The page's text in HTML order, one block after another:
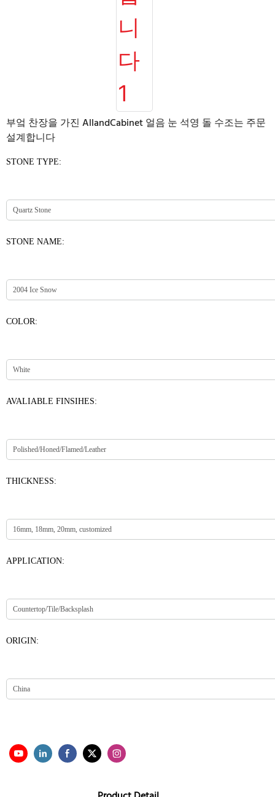
부엌 찬장을 가진 AllandCabinet 얼음 눈 석영 돌 수조는 주문
설계합니다
STONE TYPE:
STONE NAME:
COLOR:
AVALIABLE FINSIHES:
THICKNESS:
APPLICATION:
ORIGIN: